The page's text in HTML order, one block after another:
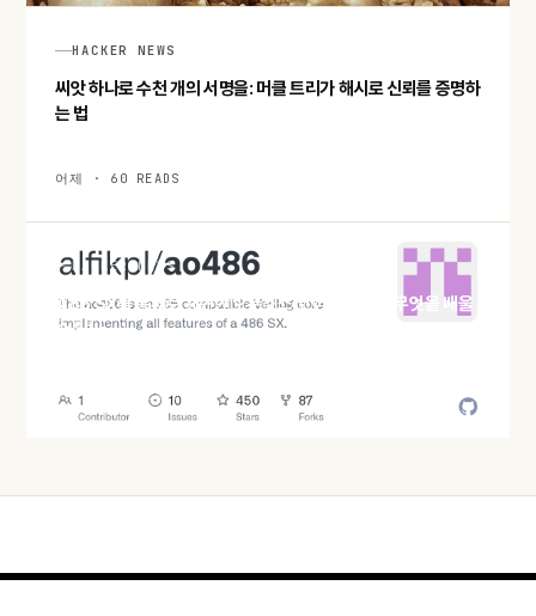
HACKER NEWS
씨앗 하나로 수천 개의 서명을: 머클 트리가 해시로 신뢰를 증명하
는 법
어제 · 60 READS
HACKER NEWS
486 SX를 통째로 재현한 오픈소스 코어 ao486, 무엇을 배울
수 있나
어제 · 60 READS